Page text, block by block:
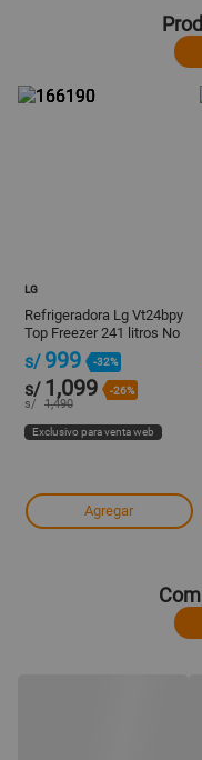
LG
Refrigeradora Lg Vt24bpy
Top Freezer 241 litros No
Frost Plata
s/ 999 -32%
s/ 1,099 -26%
s/ 1,490
Exclusivo para venta web
Agregar